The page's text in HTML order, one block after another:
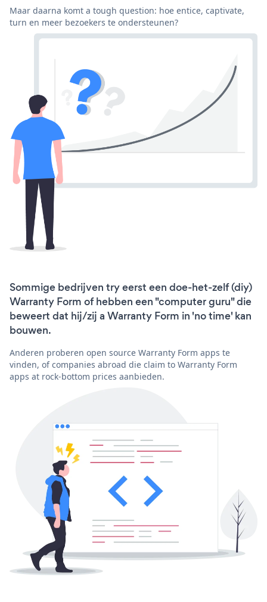
Maar daarna komt a tough question: hoe entice, captivate,
turn en meer bezoekers te ondersteunen?
Sommige bedrijven try eerst een doe-het-zelf (diy)
Warranty Form of hebben een "computer guru" die
beweert dat hij/zij a Warranty Form in 'no time' kan
bouwen.
Anderen proberen open source Warranty Form apps te
vinden, of companies abroad die claim to Warranty Form
apps at rock-bottom prices aanbieden.